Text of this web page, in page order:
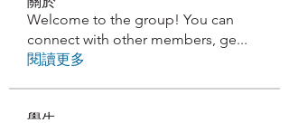
Welcome to the group! You can
connect with other members, ge...
閱讀更多
學生